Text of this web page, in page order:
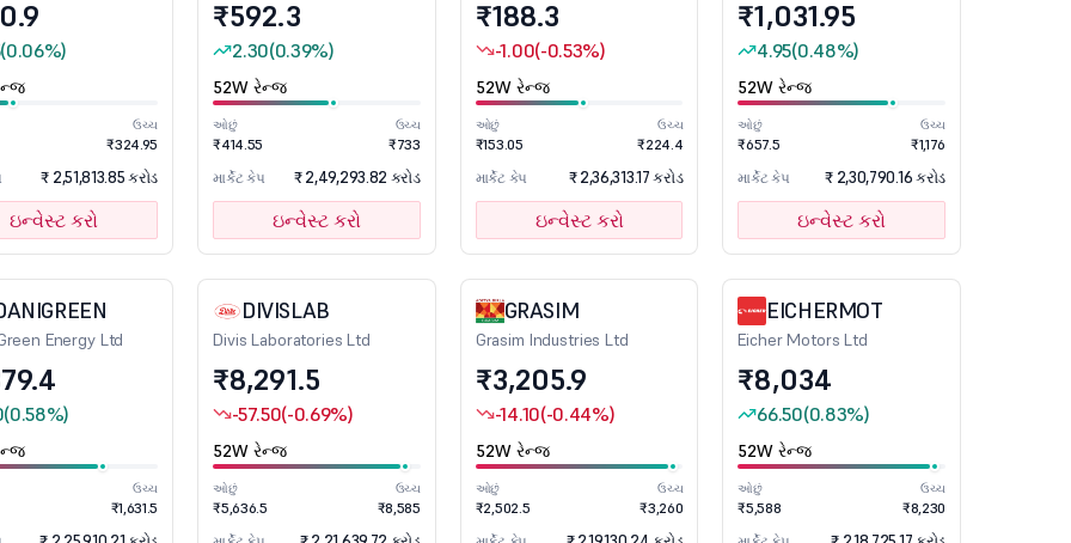
(0.06%)
ઉચ્ચ
₹324.95
₹ 2,51,813.85 કરોડ
ઇન્વેસ્ટ કરો
₹592.3
2.30(0.39%)
52W રેન્જ
ઓછું
₹414.55
ઉચ્ચ
₹733
માર્કેટ કેપ
₹ 2,49,293.82 કરોડ
ઇન્વેસ્ટ કરો
₹188.3
-1.00(-0.53%)
52W રેન્જ
ઓછું
₹153.05
ઉચ્ચ
₹224.4
માર્કેટ કેપ
₹ 2,36,313.17 કરોડ
ઇન્વેસ્ટ કરો
₹1,031.95
4.95(0.48%)
52W રેન્જ
ઓછું
₹657.5
ઉચ્ચ
₹1,176
માર્કેટ કેપ
₹ 2,30,790.16 કરોડ
ઇન્વેસ્ટ કરો
Energy Ltd
(0.58%)
ઉચ્ચ
₹1,631.5
DIVISLAB
Divis Laboratories Ltd
₹8,291.5
-57.50(-0.69%)
52W રેન્જ
ઓછું
₹5,636.5
ઉચ્ચ
₹8,585
GRASIM
Grasim Industries Ltd
₹3,205.9
-14.10(-0.44%)
52W રેન્જ
ઓછું
₹2,502.5
ઉચ્ચ
₹3,260
EICHERMOT
Eicher Motors Ltd
₹8,034
66.50(0.83%)
52W રેન્જ
ઓછું
₹5,588
ઉચ્ચ
₹8,230